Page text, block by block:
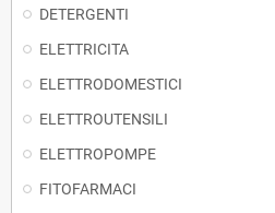
DETERGENTI
ELETTRICITA
ELETTRODOMESTICI
ELETTROUTENSILI
ELETTROPOMPE
FITOFARMACI